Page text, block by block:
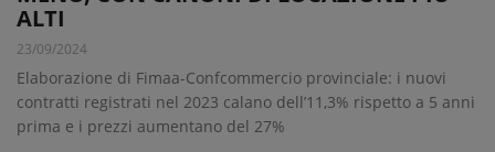
ALTI
23/09/2024
Elaborazione di Fimaa-Confcommercio provinciale: i nuovi
contratti registrati nel 2023 calano dell’11,3% rispetto a 5 anni
prima e i prezzi aumentano del 27%